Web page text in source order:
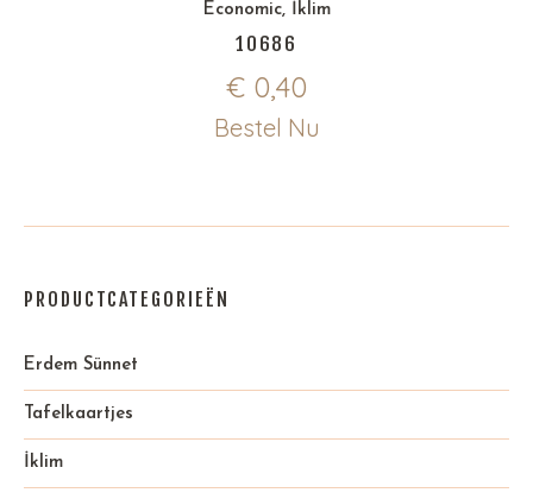
Economic, İklim
10686
€ 0,40
Bestel Nu
PRODUCTCATEGORIEËN
Erdem Sünnet
Tafelkaartjes
İklim